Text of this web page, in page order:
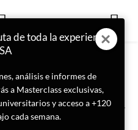
en Siria: su
2019
de toda la experiencia
análisis e informes de
a Masterclass exclusivas,
y acceso a +120
cada semana.